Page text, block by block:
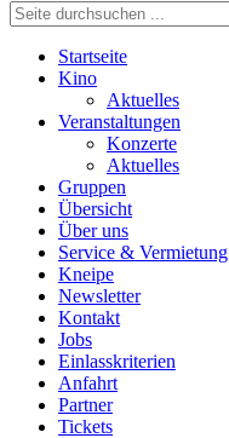
Startseite
Kino
Aktuelles
Veranstaltungen
Konzerte
Aktuelles
Gruppen
Übersicht
Über uns
Service & Vermietung
Kneipe
Newsletter
Kontakt
Jobs
Einlasskriterien
Anfahrt
Partner
Tickets